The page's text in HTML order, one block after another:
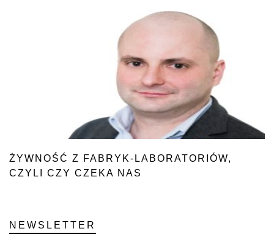
ŻYWNOŚĆ Z FABRYK-LABORATORIÓW,
CZYLI CZY CZEKA NAS
NEWSLETTER